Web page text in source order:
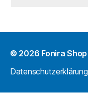
© 2026 Fonira Shop
Datenschutzerklärung